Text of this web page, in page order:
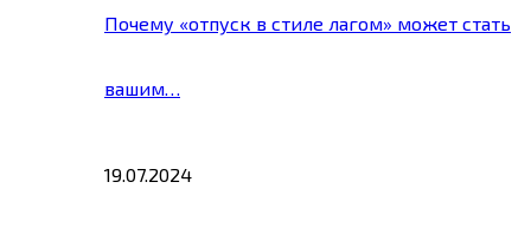
Почему «отпуск в стиле лагом» может стать
вашим…
19.07.2024